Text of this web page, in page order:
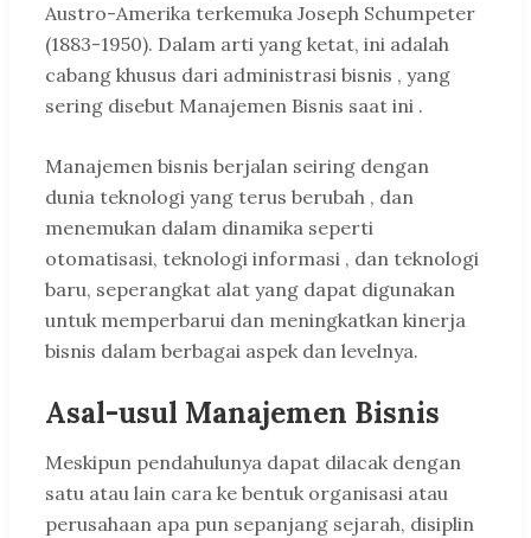
Austro-Amerika terkemuka Joseph Schumpeter
(1883-1950). Dalam arti yang ketat, ini adalah
cabang khusus dari administrasi bisnis , yang
sering disebut Manajemen Bisnis saat ini .
Manajemen bisnis berjalan seiring dengan
dunia teknologi yang terus berubah , dan
menemukan dalam dinamika seperti
otomatisasi, teknologi informasi , dan teknologi
baru, seperangkat alat yang dapat digunakan
untuk memperbarui dan meningkatkan kinerja
bisnis dalam berbagai aspek dan levelnya.
Asal-usul Manajemen Bisnis
Meskipun pendahulunya dapat dilacak dengan
satu atau lain cara ke bentuk organisasi atau
perusahaan apa pun sepanjang sejarah, disiplin